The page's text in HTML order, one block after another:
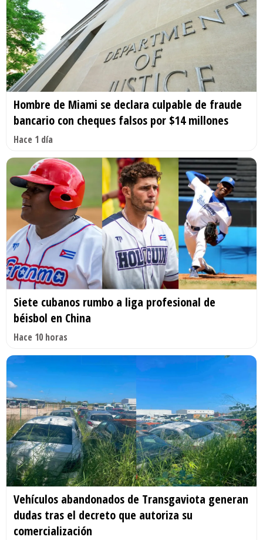
Hombre de Miami se declara culpable de fraude
bancario con cheques falsos por $14 millones
Hace 1 día
Siete cubanos rumbo a liga profesional de
béisbol en China
Hace 10 horas
Vehículos abandonados de Transgaviota generan
dudas tras el decreto que autoriza su
comercialización